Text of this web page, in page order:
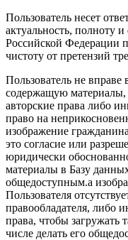
Пользователь несет
актуальность, полноту и
Российской Федерации
чистоту от претензий
Пользователь не
содержащую материалы,
авторские права либо
право на
изображение
это согласие или
юридически
материалы в Базу
общедоступным.а
Пользователя
правообладателя, либо
права, чтобы загружать
числе делать его